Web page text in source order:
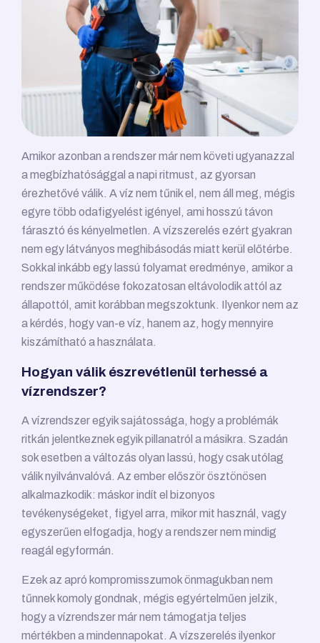
Amikor azonban a rendszer már nem követi ugyanazzal
a megbízhatósággal a napi ritmust, az gyorsan
érezhetővé válik. A víz nem tűnik el, nem áll meg, mégis
egyre több odafigyelést igényel, ami hosszú távon
fárasztó és kényelmetlen. A vízszerelés ezért gyakran
nem egy látványos meghibásodás miatt kerül előtérbe.
Sokkal inkább egy lassú folyamat eredménye, amikor a
rendszer működése fokozatosan eltávolodik attól az
állapottól, amit korábban megszoktunk. Ilyenkor nem az
a kérdés, hogy van-e víz, hanem az, hogy mennyire
kiszámítható a használata.
Hogyan válik észrevétlenül terhessé a
vízrendszer?
A vízrendszer egyik sajátossága, hogy a problémák
ritkán jelentkeznek egyik pillanatról a másikra. Szadán
sok esetben a változás olyan lassú, hogy csak utólag
válik nyilvánvalóvá. Az ember először ösztönösen
alkalmazkodik: máskor indít el bizonyos
tevékenységeket, figyel arra, mikor mit használ, vagy
egyszerűen elfogadja, hogy a rendszer nem mindig
reagál egyformán.
Ezek az apró kompromisszumok önmagukban nem
tűnnek komoly gondnak, mégis egyértelműen jelzik,
hogy a vízrendszer már nem támogatja teljes
mértékben a mindennapokat. A vízszerelés ilyenkor